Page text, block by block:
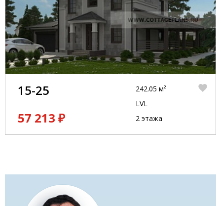
15-25
57 213 ₽
242.05 м²
LVL
2 этажа